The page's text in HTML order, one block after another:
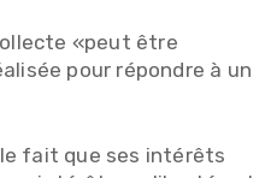
«peut être
pour répondre à un
le fait que ses intérêts